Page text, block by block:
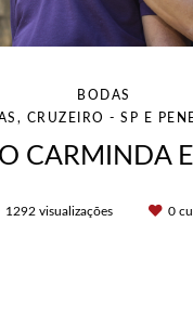
BODAS
CRUZEIRO - SP E
CARMINDA
1292 visualizações 0